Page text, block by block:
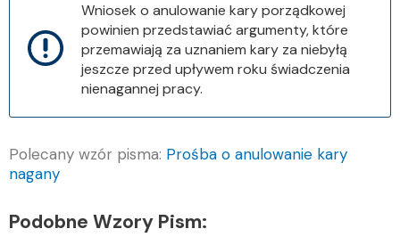
Wniosek o anulowanie kary porządkowej
powinien przedstawiać argumenty, które
przemawiają za uznaniem kary za niebyłą
jeszcze przed upływem roku świadczenia
nienagannej pracy.
Polecany wzór pisma: Prośba o anulowanie kary
nagany
Podobne Wzory Pism: